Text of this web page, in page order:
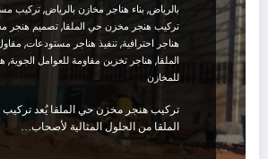
بالرياض, بناء هناجر مخازن بالرياض, تركيب
تركيب هنجر مخزن حي الملقا, تصميم هنجر
هناجر احترافية, تنفيذ هناجر مستودعات,
الملقا, هناجر تخزين مقاومة للعوامل الجوية,
للمخازن
تركيب هنجر مخزن حي الملقا يُعد
الملقا من الحلول المثالية لأصحاب…